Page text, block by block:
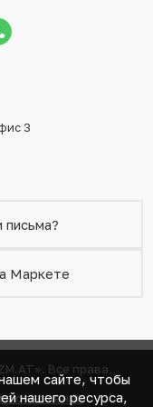
возможность
3
Все права
в отношении
письма?
Маркете
сайте, чтобы
нашего ресурса,